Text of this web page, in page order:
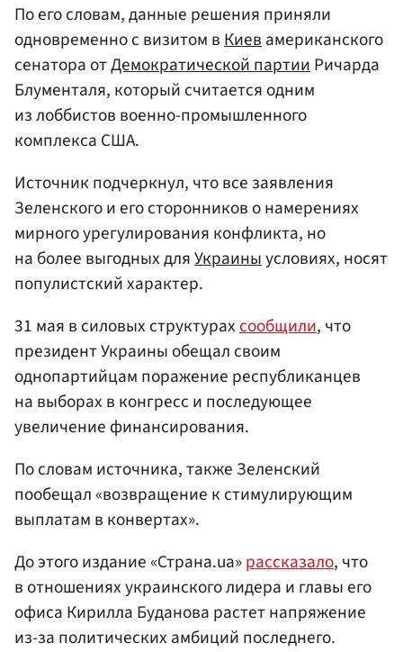
По его словам, данные решения приняли
одновременно с визитом в Киев американского
сенатора отДемократической партии Ричарда
Блументаля, который считается одним
из лоббистов военно-промышленного
комплекса США.
Источник подчеркнул, что все заявления
Зеленского и его сторонников о намерениях
мирного урегулирования конфликта, но
на более выгодных дляУкраиныусловиях, носят
популистский характер.
31 мая в силовых структурахсообщили, что
президент Украины обещал своим
однопартийцам поражение республиканцев
на выборах в конгресс и последующее
увеличение финансирования.
По словам источника, также Зеленский
пообещал «возвращение к стимулирующим
выплатам в конвертах».
До этого издание «Страна.ua»рассказало, что
в отношениях украинского лидера и главы его
офиса Кирилла Буданова растет напряжение
из-за политических амбиций последнего.